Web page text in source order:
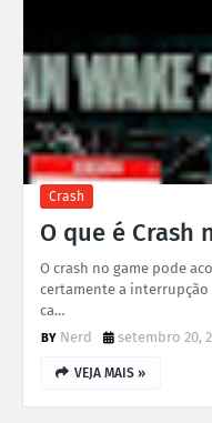
Crash
O que é Crash
O crash no game pode
certamente a interrupção
ca…
Nerd
setembro 20,
VEJA MAIS »